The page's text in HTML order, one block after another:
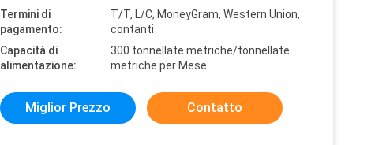
Termini di
pagamento:
T/T, L/C, MoneyGram, Western Union,
contanti
Capacità di
alimentazione:
300 tonnellate metriche/tonnellate
metriche per Mese
Miglior Prezzo Contatto